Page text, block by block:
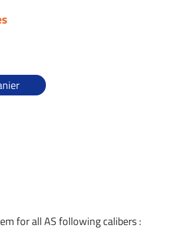
for all AS following calibers :